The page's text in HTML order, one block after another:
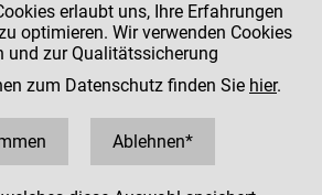
(für Mitarbeiter:innen)
erlaubt uns, Ihre Erfahrungen
optimieren. Wir verwenden Cookies
und zur Qualitätssicherung
zum Datenschutz finden Sie hier.
Ablehnen*